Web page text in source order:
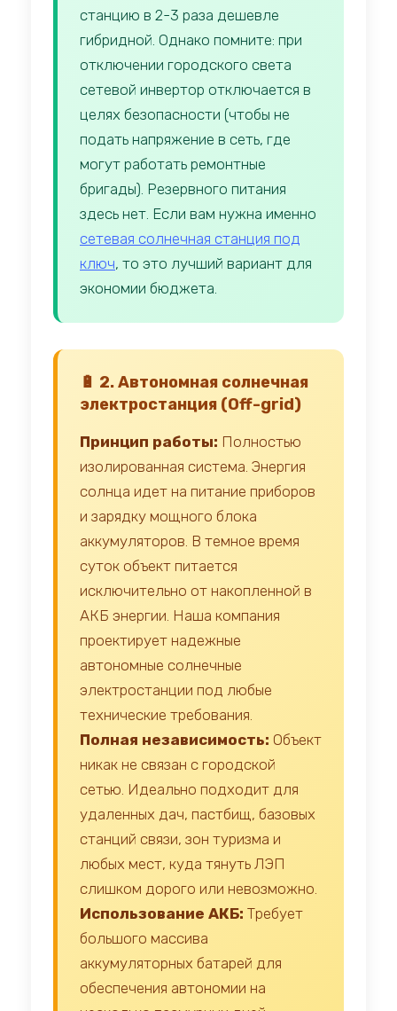
станцию в 2-3 раза дешевле
гибридной. Однако помните: при
отключении городского света
сетевой инвертор отключается в
целях безопасности (чтобы не
подать напряжение в сеть, где
могут работать ремонтные
бригады). Резервного питания
здесь нет. Если вам нужна именно
сетевая солнечная станция под
ключ, то это лучший вариант для
экономии бюджета.
🔋 2. Автономная солнечная
электростанция (Off-grid)
Принцип работы: Полностью
изолированная система. Энергия
солнца идет на питание приборов
и зарядку мощного блока
аккумуляторов. В темное время
суток объект питается
исключительно от накопленной в
АКБ энергии. Наша компания
проектирует надежные
автономные солнечные
электростанции под любые
технические требования.
Полная независимость: Объект
никак не связан с городской
сетью. Идеально подходит для
удаленных дач, пастбищ, базовых
станций связи, зон туризма и
любых мест, куда тянуть ЛЭП
слишком дорого или невозможно.
Использование АКБ: Требует
большого массива
аккумуляторных батарей для
обеспечения автономии на